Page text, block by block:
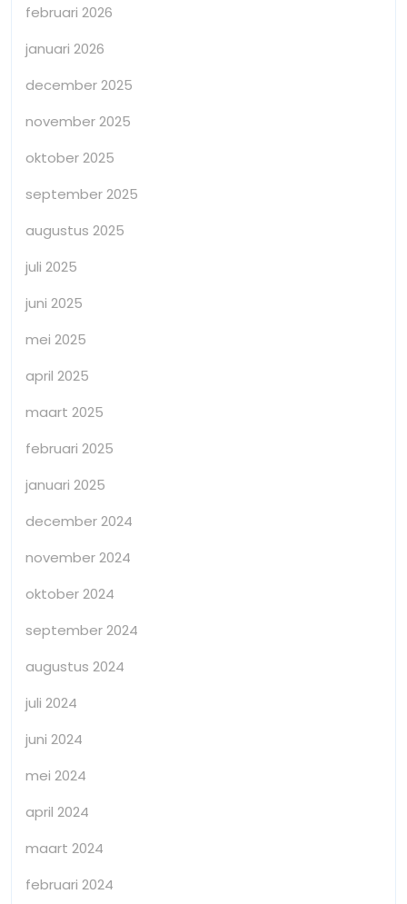
februari 2026
januari 2026
december 2025
november 2025
oktober 2025
september 2025
augustus 2025
juli 2025
juni 2025
mei 2025
april 2025
maart 2025
februari 2025
januari 2025
december 2024
november 2024
oktober 2024
september 2024
augustus 2024
juli 2024
juni 2024
mei 2024
april 2024
maart 2024
februari 2024